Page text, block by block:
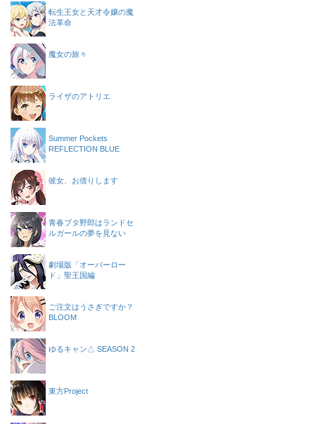
転生王女と天才令嬢の魔
法革命
魔女の旅々
ライザのアトリエ
Summer Pockets
REFLECTION BLUE
彼女、お借りします
青春ブタ野郎はランドセ
ルガールの夢を見ない
劇場版「オーバーロー
ド」聖王国編
ご注文はうさぎですか？
BLOOM
ゆるキャン△ SEASON 2
東方Project